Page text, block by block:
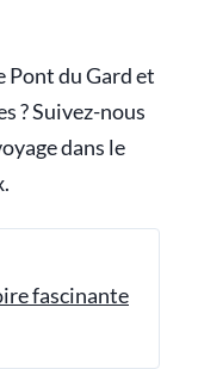
Pont du Gard et
? Suivez-nous
dans le
fascinante